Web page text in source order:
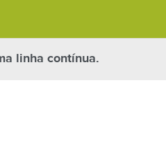
linha contínua.